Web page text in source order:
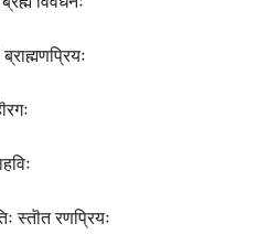
ब्राह्मणप्रियः
स्तॊत रणप्रियः